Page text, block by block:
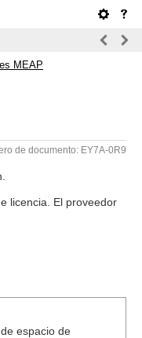
MEAP
de documento: EY7A-0R9
licencia. El proveedor
espacio de